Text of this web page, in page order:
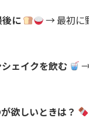
後に → 最初に
ェイクを飲む →
欲しいときは？